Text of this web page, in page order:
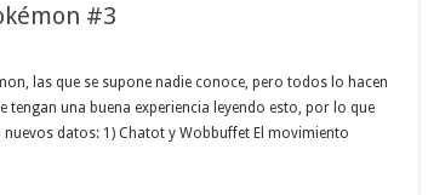
#3
las que se supone nadie conoce, pero todos lo hacen
una buena experiencia leyendo esto, por lo que
datos: 1) Chatot y Wobbuffet El movimiento